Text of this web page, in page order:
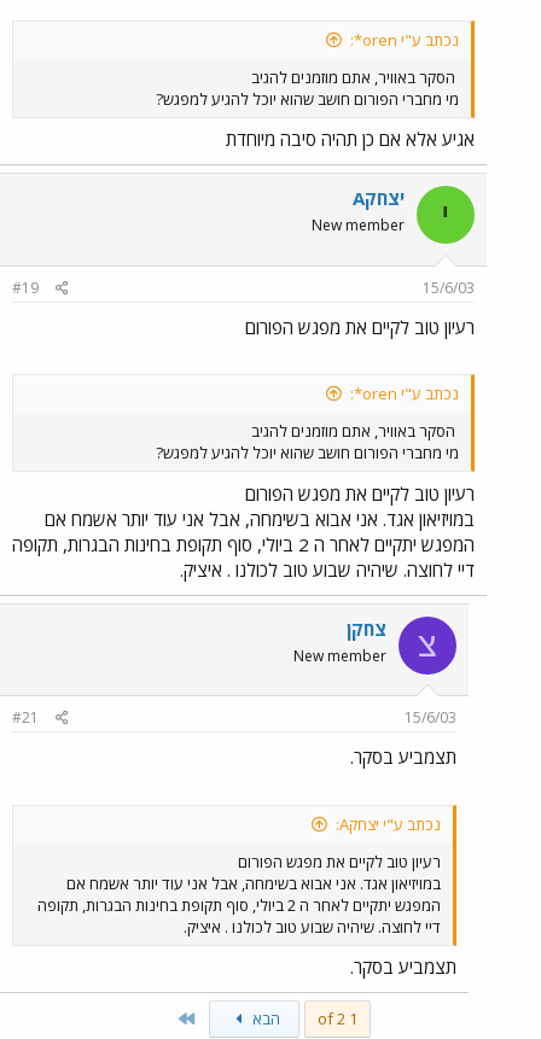
נכתב ע"י oren*:
הסקר באוויר, אתם מוזמנים להגיב
מי מחברי הפורום חושב שהוא יוכל להגיע למפגש?
אגיע אלא אם כן תהיה סיבה מיוחדת
י יצחקA
New member
15/6/03
#19
רעיון טוב לקיים את מפגש הפורום
נכתב ע"י oren*:
הסקר באוויר, אתם מוזמנים להגיב
מי מחברי הפורום חושב שהוא יוכל להגיע למפגש?
רעיון טוב לקיים את מפגש הפורום
במויזיאון אגד. אני אבוא בשימחה, אבל אני עוד יותר אשמח אם
המפגש יתקיים לאחר ה 2 ביולי, סוף תקופת בחינות הבגרות, תקופה
דיי לחוצה. שיהיה שבוע טוב לכולנו . איציק.
צ צחקן
New member
15/6/03
#21
תצמביע בסקר.
נכתב ע"י יצחקA:
רעיון טוב לקיים את מפגש הפורום
במויזיאון אגד. אני אבוא בשימחה, אבל אני עוד יותר אשמח אם
המפגש יתקיים לאחר ה 2 ביולי, סוף תקופת בחינות הבגרות, תקופה
דיי לחוצה. שיהיה שבוע טוב לכולנו . איציק.
תצמביע בסקר.
1 of 2 הבא